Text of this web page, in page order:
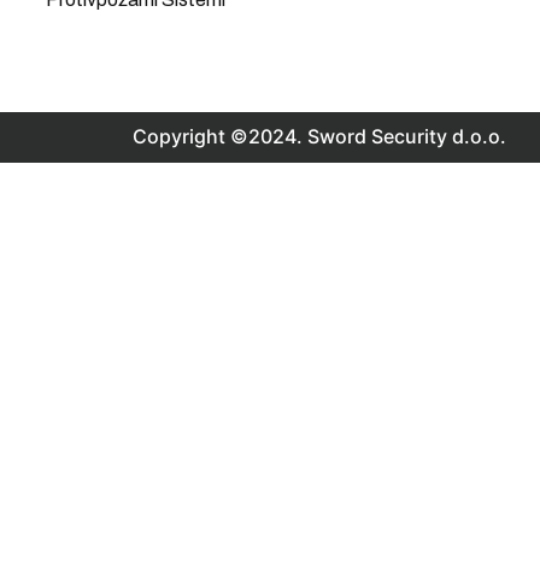
Copyright ©2024. Sword Security d.o.o.